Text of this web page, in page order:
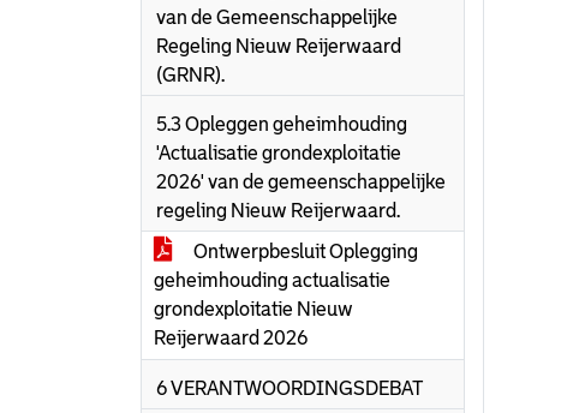
van de Gemeenschappelijke
Regeling Nieuw Reijerwaard
(GRNR).
5.3 Opleggen geheimhouding
'Actualisatie grondexploitatie
2026' van de gemeenschappelijke
regeling Nieuw Reijerwaard.
Ontwerpbesluit Oplegging
geheimhouding actualisatie
grondexploitatie Nieuw
Reijerwaard 2026
6 VERANTWOORDINGSDEBAT